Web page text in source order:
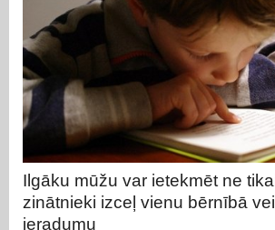
Ilgāku mūžu var ietekmēt ne
zinātnieki izceļ vienu bērnībā
ieradumu